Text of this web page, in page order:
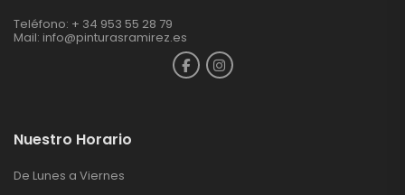
Teléfono: + 34 953 55 28 79
Mail: info@pinturasramirez.es
Nuestro Horario
De Lunes a Viernes